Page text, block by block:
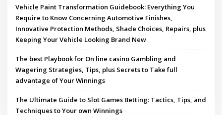
Vehicle Paint Transformation Guidebook: Everything You
Require to Know Concerning Automotive Finishes,
Innovative Protection Methods, Shade Choices, Repairs, plus
Keeping Your Vehicle Looking Brand New
The best Playbook for On line casino Gambling and
Wagering Strategies, Tips, plus Secrets to Take full
advantage of Your Winnings
The Ultimate Guide to Slot Games Betting: Tactics, Tips, and
Techniques to Your own Winnings